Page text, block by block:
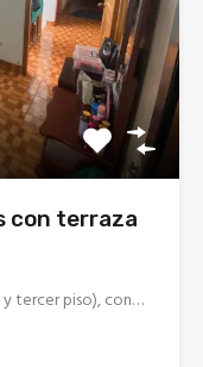
con terraza
y tercer piso), con…